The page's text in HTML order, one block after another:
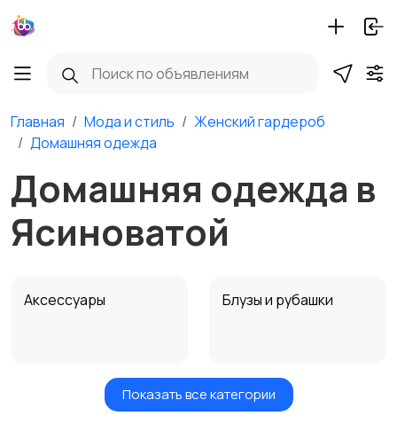
Главная Мода и стиль
Женский гардероб
Домашняя одежда
Домашняя одежда в
Ясиноватой
Аксессуары Блузы и рубашки
Будущим мамам Верхняя одежда
Показать все категории